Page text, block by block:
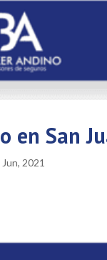
en San
Jun, 2021